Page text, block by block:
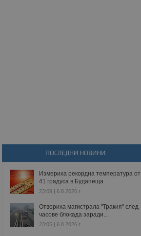
ПОСЛЕДНИ НОВИНИ
Измериха рекордна температура от
41 градуса в Будапеща
23:09 | 6.8.2026 г.
Отвориха магистрала "Тракия" след
часове блокада заради...
23:05 | 6.8.2026 г.